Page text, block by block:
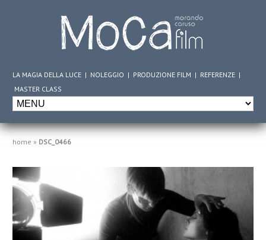
LA MAGIA DELLA LUCE | NOLEGGIO | PRODUZIONE FILM | REFERENZE |
MASTER CLASS
home » DSC_0466